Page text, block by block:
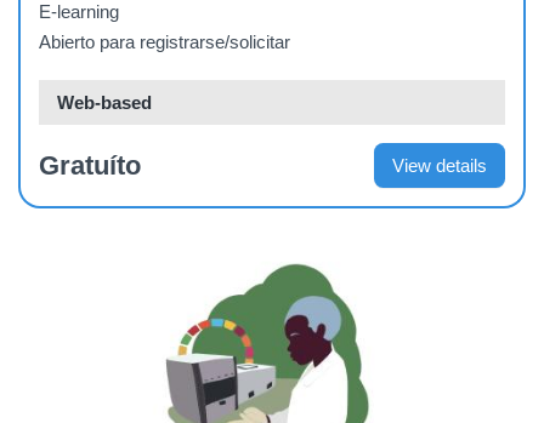
E-learning
Abierto para registrarse/solicitar
Web-based
Gratuíto View details